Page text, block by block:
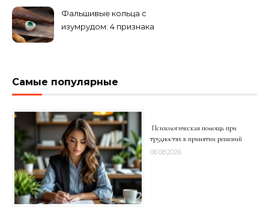
Фальшивые кольца с
изумрудом: 4 признака
Самые популярные
Психологическая помощь при
трудностях в принятии решений
06.08.2026